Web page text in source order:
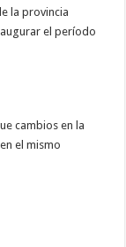
la provincia
el período
cambios en la
el mismo